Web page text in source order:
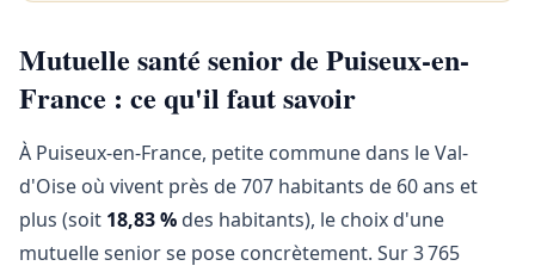
Mutuelle santé senior de Puiseux-en-
France : ce qu'il faut savoir
À Puiseux-en-France, petite commune dans le Val-
d'Oise où vivent près de 707 habitants de 60 ans et
plus (soit 18,83 % des habitants), le choix d'une
mutuelle senior se pose concrètement. Sur 3 765